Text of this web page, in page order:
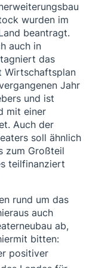
wurden im
beantragt.
auch in
das
Wirtschaftsplan
Jahr
und ist
mit einer
Auch der
soll ähnlich
zum Großteil
teilfinanziert
rund um das
auch
ab,
bitten:
positiver